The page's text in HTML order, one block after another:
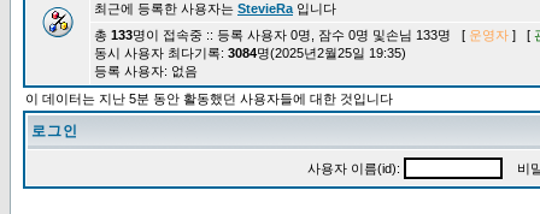
최근에 등록한 사용자는 StevieRa 입니다
총 133명이 접속중 :: 등록 사용자 0명, 잠수 0명 및손님 133명 [ 운영자 ] [
동시 사용자 최다기록: 3084명(2025년2월25일 19:35)
등록 사용자: 없음
이 데이터는 지난 5분 동안 활동했던 사용자들에 대한 것입니다
로그인
사용자 이름(id): 비